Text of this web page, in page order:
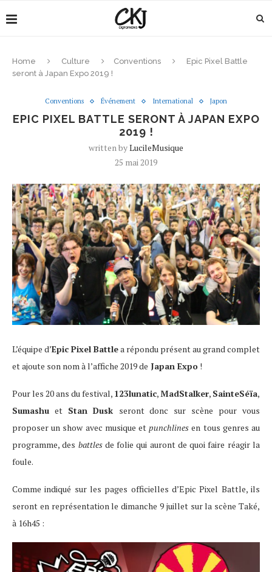
Home Culture Conventions
Epic Pixel Battle
seront à Japan Expo 2019 !
Conventions Événement International Japon
EPIC PIXEL BATTLE SERONT À JAPAN EXPO
2019 !
written byLucileMusique
25 mai 2019
L’équipe d’Epic Pixel Battlea répondu présent au grand complet
et ajoute son nom à l’affiche 2019 de Japan Expo !
Pour les 20 ans du festival, 123lunatic,MadStalker, SainteSéïa,
Sumashu et Stan Dusk seront donc sur scène pour vous
proposer un show avec musique etpunchlines en tous genres au
programme, des battlesde folie qui auront de quoi faire réagir la
foule.
Comme indiqué sur les pages officielles d’Epic Pixel Battle, ils
seront en représentation le dimanche 9 juillet sur la scène Také,
à 16h45 :